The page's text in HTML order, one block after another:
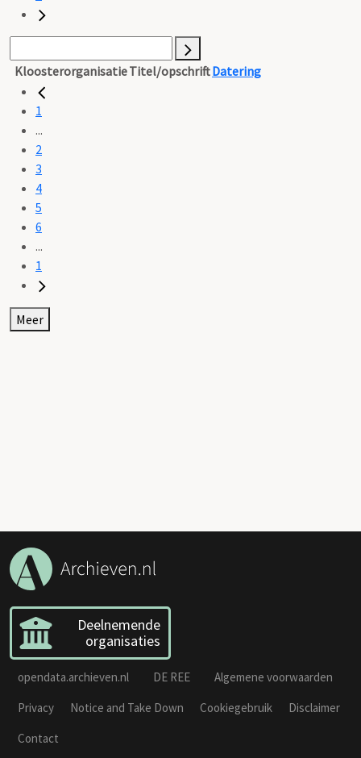
KloosterorganisatieTitel/opschriftDatering
1
...
2
3
4
5
6
...
1
Meer
Deelnemende
organisaties
opendata.archieven.nl DE REE
Algemene voorwaarden
Privacy
Notice and Take Down Cookiegebruik
Disclaimer
Contact